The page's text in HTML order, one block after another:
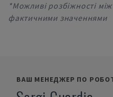
*Можливі розбіжності
фактичними значеннями
ВАШ МЕНЕДЖЕР ПО